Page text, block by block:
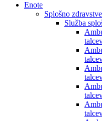
Enote
Splošno
Služba